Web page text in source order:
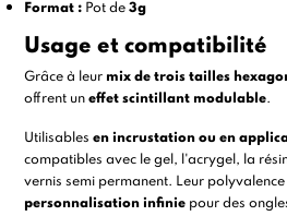
Format : Pot de3g
Usage et compatibilité
Grâce à leur mix de trois tailles
offrent uneffet scintillant modulable.
Utilisablesen incrustation ou en
compatibles avec legel , l'acrygel , la
vernis semi permanent. Leur
personnalisation infinie pour des